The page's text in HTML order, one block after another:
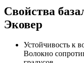
Свойства
Эковер
Устойчивость к
Волокно